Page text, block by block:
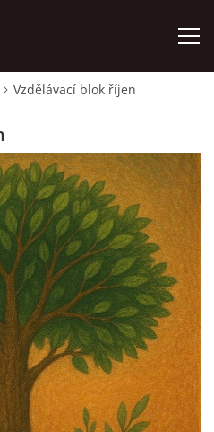
NOVÉHO RVP PV 2025
Vzdělávací blok říjen